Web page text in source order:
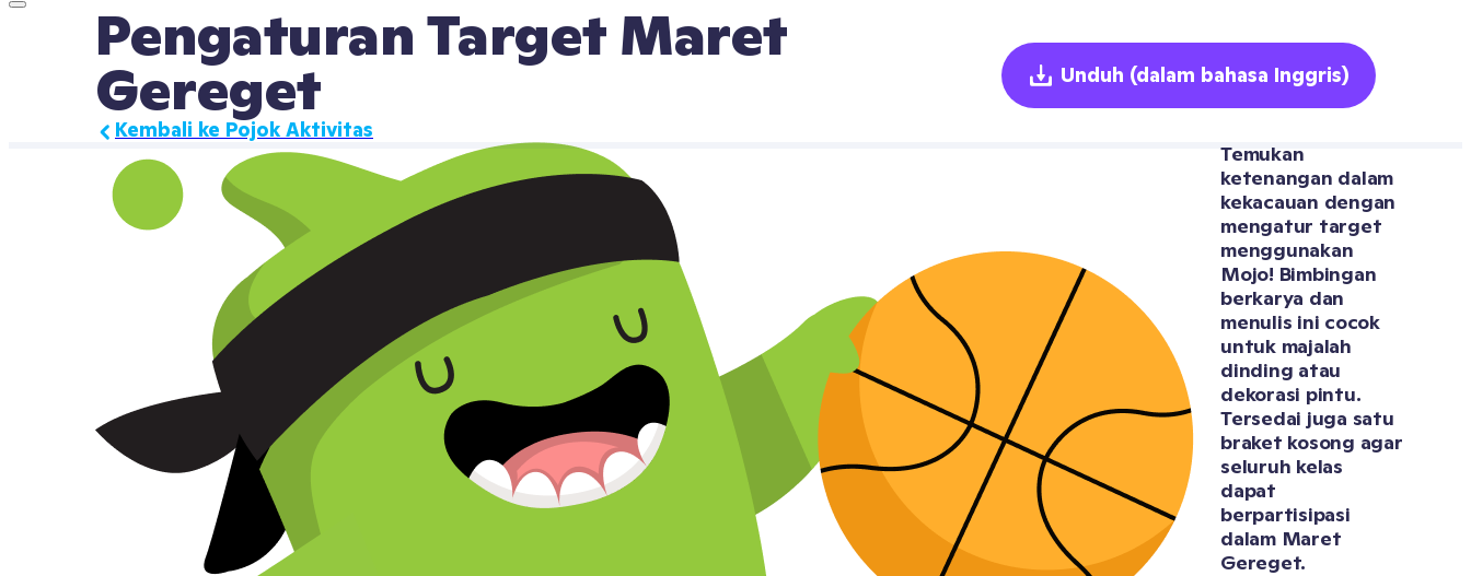
Pengaturan Target Maret
Gereget
Kembali ke Pojok Aktivitas
Unduh (dalam bahasa Inggris)
Temukan
ketenangan dalam
kekacauan dengan
mengatur target
menggunakan
Mojo! Bimbingan
berkarya dan
menulis ini cocok
untuk majalah
dinding atau
dekorasi pintu.
Tersedai juga satu
braket kosong agar
seluruh kelas
dapat
berpartisipasi
dalam Maret
Gereget.